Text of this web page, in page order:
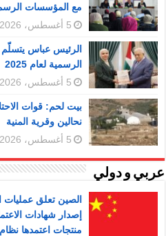
مع المؤسسات
5 أغسطس، 2026
الرئيس عباس يتسلّم
الرسمية لعام 2025
5 أغسطس، 2026
بيت لحم: قوات
نحالين وقرية المنية
5 أغسطس، 2026
عربي و دولي
الصين تعلق عمليات
إصدار شهادات
منتجات اعتمدها